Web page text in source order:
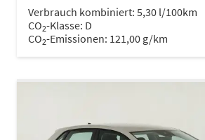
Verbrauch kombiniert: 5,30 l/100km
CO2-Klasse: D
CO2-Emissionen: 121,00 g/km